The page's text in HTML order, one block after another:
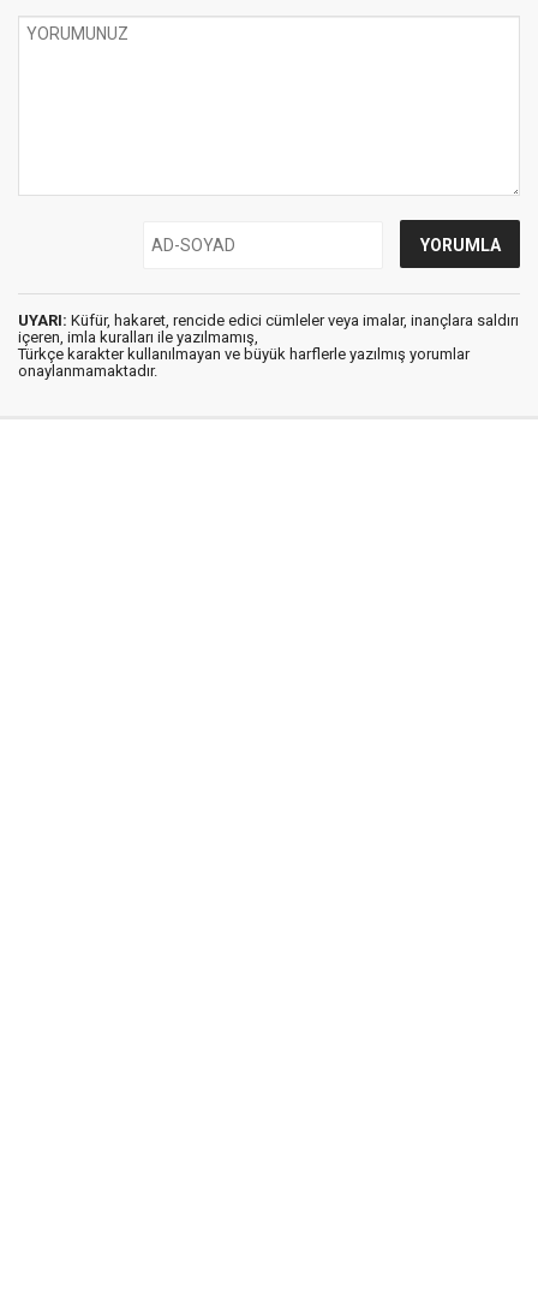
UYARI: Küfür, hakaret, rencide edici cümleler veya imalar, inançlara saldırı
içeren, imla kuralları ile yazılmamış,
Türkçe karakter kullanılmayan ve büyük harflerle yazılmış yorumlar
onaylanmamaktadır.